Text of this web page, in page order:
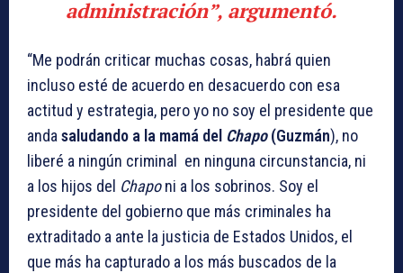
administración”, argumentó.
“Me podrán criticar muchas cosas, habrá quien
incluso esté de acuerdo en desacuerdo con esa
actitud y estrategia, pero yo no soy el presidente que
anda saludando a la mamá del Chapo(Guzmán), no
liberé a ningún criminal en ninguna circunstancia, ni
a los hijos del Chaponi a los sobrinos. Soy el
presidente del gobierno que más criminales ha
extraditado a ante la justicia de Estados Unidos, el
que más ha capturado a los más buscados de la